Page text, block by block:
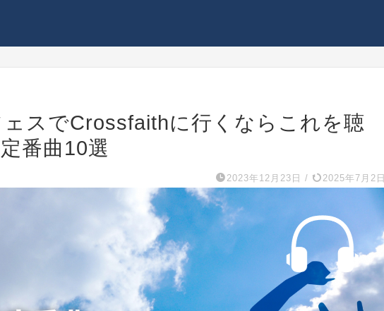
ェスでCrossfaithに行くならこれを聴
番曲10選
2023年12月23日 / 2025年7月2日